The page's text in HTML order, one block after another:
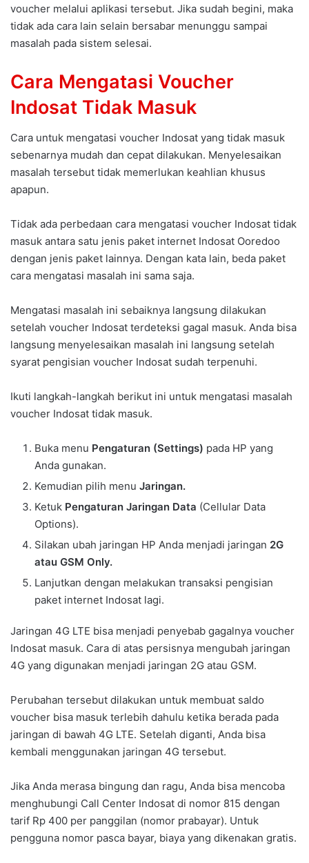
voucher melalui aplikasi tersebut. Jika sudah begini, maka
tidak ada cara lain selain bersabar menunggu sampai
masalah pada sistem selesai.
Cara Mengatasi Voucher
Indosat Tidak Masuk
Cara untuk mengatasi voucher Indosat yang tidak masuk
sebenarnya mudah dan cepat dilakukan. Menyelesaikan
masalah tersebut tidak memerlukan keahlian khusus
apapun.
Tidak ada perbedaan cara mengatasi voucher Indosat tidak
masuk antara satu jenis paket internet Indosat Ooredoo
dengan jenis paket lainnya. Dengan kata lain, beda paket
cara mengatasi masalah ini sama saja.
Mengatasi masalah ini sebaiknya langsung dilakukan
setelah voucher Indosat terdeteksi gagal masuk. Anda bisa
langsung menyelesaikan masalah ini langsung setelah
syarat pengisian voucher Indosat sudah terpenuhi.
Ikuti langkah-langkah berikut ini untuk mengatasi masalah
voucher Indosat tidak masuk.
Buka menu Pengaturan (Settings) pada HP yang
Anda gunakan.
Kemudian pilih menu Jaringan.
Ketuk Pengaturan Jaringan Data (Cellular Data
Options).
Silakan ubah jaringan HP Anda menjadi jaringan 2G
atau GSM Only.
Lanjutkan dengan melakukan transaksi pengisian
paket internet Indosat lagi.
Jaringan 4G LTE bisa menjadi penyebab gagalnya voucher
Indosat masuk. Cara di atas persisnya mengubah jaringan
4G yang digunakan menjadi jaringan 2G atau GSM.
Perubahan tersebut dilakukan untuk membuat saldo
voucher bisa masuk terlebih dahulu ketika berada pada
jaringan di bawah 4G LTE. Setelah diganti, Anda bisa
kembali menggunakan jaringan 4G tersebut.
Jika Anda merasa bingung dan ragu, Anda bisa mencoba
menghubungi Call Center Indosat di nomor 815 dengan
tarif Rp 400 per panggilan (nomor prabayar). Untuk
pengguna nomor pasca bayar, biaya yang dikenakan gratis.